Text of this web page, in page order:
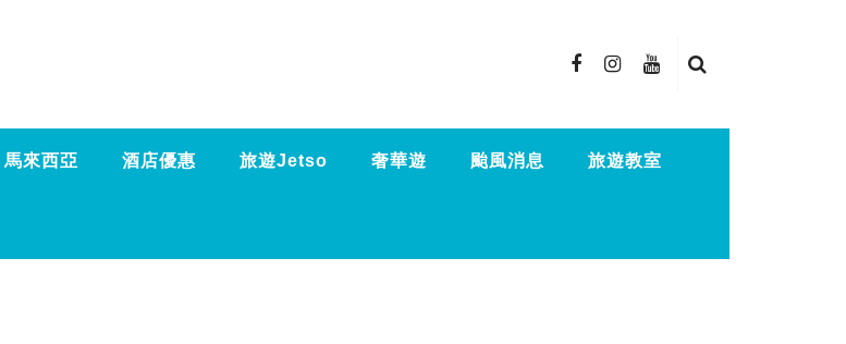
馬來西亞 酒店優惠 旅遊Jetso 奢華遊 颱風消息 旅遊教室